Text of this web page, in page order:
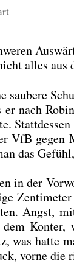
alles aus
sau­be­re
er nach
VfB
das
in der
Angst,
Kon­ter,
was hat­te
vor­ne die